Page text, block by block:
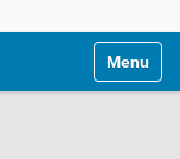
Alterna